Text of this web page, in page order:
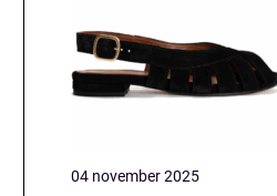
04 november 2025